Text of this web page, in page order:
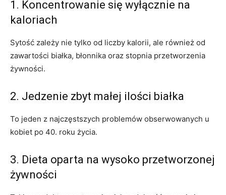
1. Koncentrowanie się wyłącznie na
kaloriach
Sytość zależy nie tylko od liczby kalorii, ale również od
zawartości białka, błonnika oraz stopnia przetworzenia
żywności.
2. Jedzenie zbyt małej ilości białka
To jeden z najczęstszych problemów obserwowanych u
kobiet po 40. roku życia.
3. Dieta oparta na wysoko przetworzonej
żywności